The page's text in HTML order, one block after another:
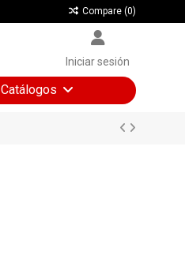
Compare (0)
Iniciar sesión
Catálogos